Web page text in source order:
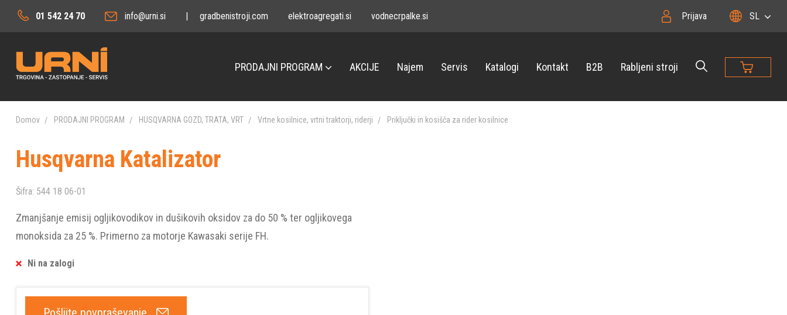
01 542 24 70 info@urni.si | gradbenistroji.com elektroagregati.si vodnecrpalke.si Prijava SL
PRODAJNI PROGRAM AKCIJE Najem Servis Katalogi Kontakt B2B Rabljeni stroji
Domov PRODAJNI PROGRAM HUSQVARNA GOZD, TRATA, VRT Vrtne kosilnice, vrtni traktorji, riderji Priključki in kosišča za rider kosilnice
Husqvarna Katalizator
Šifra: 544 18 06-01
Zmanjšanje emisij ogljikovodikov in dušikovih oksidov za do 50 % ter ogljikovega
monoksida za 25 %. Primerno za motorje Kawasaki serije FH.
Ni na zalogi